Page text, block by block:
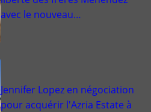
avec le nouveau…
Jennifer Lopez en négociation
pour acquérir l'Azria Estate à